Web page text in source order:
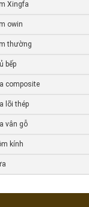
Xingfa
owin
thường
bếp
composite
lõi thép
vân gỗ
kính